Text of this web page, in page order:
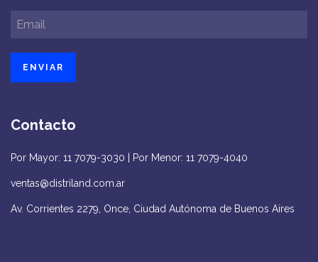
Contacto
Por Mayor: 11 7079-3030 | Por Menor: 11 7079-4040
ventas@distriland.com.ar
Av. Corrientes 2279, Once, Ciudad Autónoma de Buenos Aires